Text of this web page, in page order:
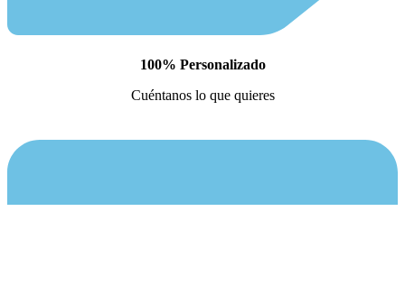
100% Personalizado
Cuéntanos lo que quieres